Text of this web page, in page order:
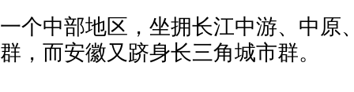
一个中部地区，坐拥长江中游、中原
群，而安徽又跻身长三角城市群。